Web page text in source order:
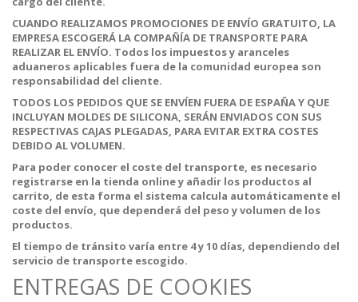
CUANDO REALIZAMOS PROMOCIONES DE ENVÍO GRATUITO, LA
EMPRESA ESCOGERÁ LA COMPAÑÍA DE TRANSPORTE PARA
REALIZAR EL ENVÍO. Todos los impuestos y aranceles
aduaneros aplicables fuera de la comunidad europea son
responsabilidad del cliente.
TODOS LOS PEDIDOS QUE SE ENVÍEN FUERA DE ESPAÑA Y QUE
INCLUYAN MOLDES DE SILICONA, SERÁN ENVIADOS CON SUS
RESPECTIVAS CAJAS PLEGADAS, PARA EVITAR EXTRA COSTES
DEBIDO AL VOLUMEN.
Para poder conocer el coste del transporte, es necesario
registrarse en la tienda online y añadir los productos al
carrito, de esta forma el sistema calcula automáticamente el
coste del envío, que dependerá del peso y volumen de los
productos.
El tiempo de tránsito varía entre 4 y 10 días, dependiendo del
servicio de transporte escogido.
ENTREGAS DE COOKIES